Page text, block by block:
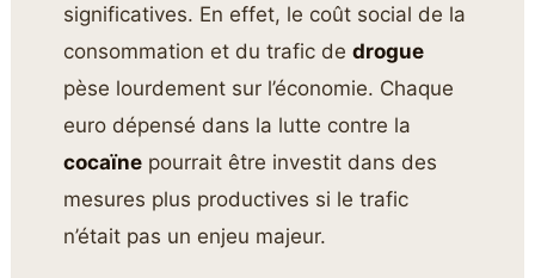
significatives. En effet, le coût social de la
consommation et du trafic dedrogue
pèse lourdement sur l’économie. Chaque
euro dépensé dans la lutte contre la
cocaïne pourrait être investit dans des
mesures plus productives si le trafic
n’était pas un enjeu majeur.